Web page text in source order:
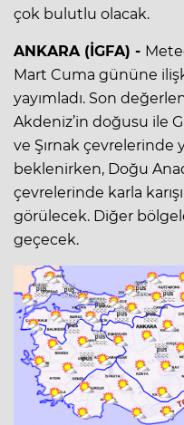
çok bulutlu olacak.
ANKARA (İGFA) -
Mart Cuma gününe
yayımladı. Son
Akdeniz’in doğusu ile
ve Şırnak çevrelerinde
beklenirken, Doğu
çevrelerinde karla
görülecek. Diğer
geçecek.